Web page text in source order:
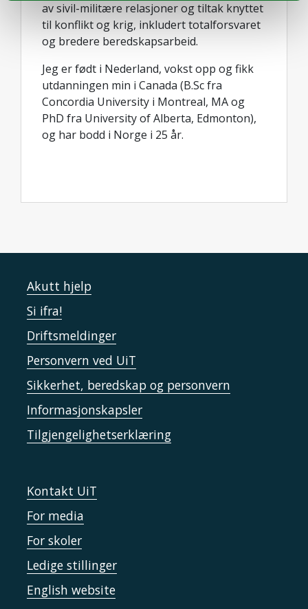
av sivil-militære relasjoner og tiltak knyttet
til konflikt og krig, inkludert totalforsvaret
og bredere beredskapsarbeid.
Jeg er født i Nederland, vokst opp og fikk
utdanningen min i Canada (B.Sc fra
Concordia University i Montreal, MA og
PhD fra University of Alberta, Edmonton),
og har bodd i Norge i 25 år.
Akutt hjelp
Si ifra!
Driftsmeldinger
Personvern ved UiT
Sikkerhet, beredskap og personvern
Informasjonskapsler
Tilgjengelighetserklæring
Kontakt UiT
For media
For skoler
Ledige stillinger
English website